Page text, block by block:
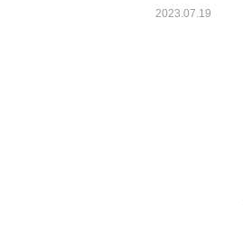
2023.07.19